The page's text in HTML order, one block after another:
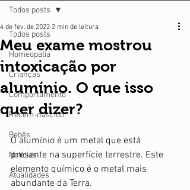
Todos posts
Homeopatia
Crianças
Comportamento
Recém-nascido
Bebês
Notícias
Atualidades
Todos posts
Meu exame mostrou
intoxicação por
alumínio. O que isso
quer dizer?
4 de fev. de 2022 2 min de leitura
O alumínio é um metal que está
presente na superfície terrestre. Este
elemento químico é o metal mais
abundante da Terra.